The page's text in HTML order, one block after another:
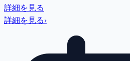
詳細を見る
詳細を見る›